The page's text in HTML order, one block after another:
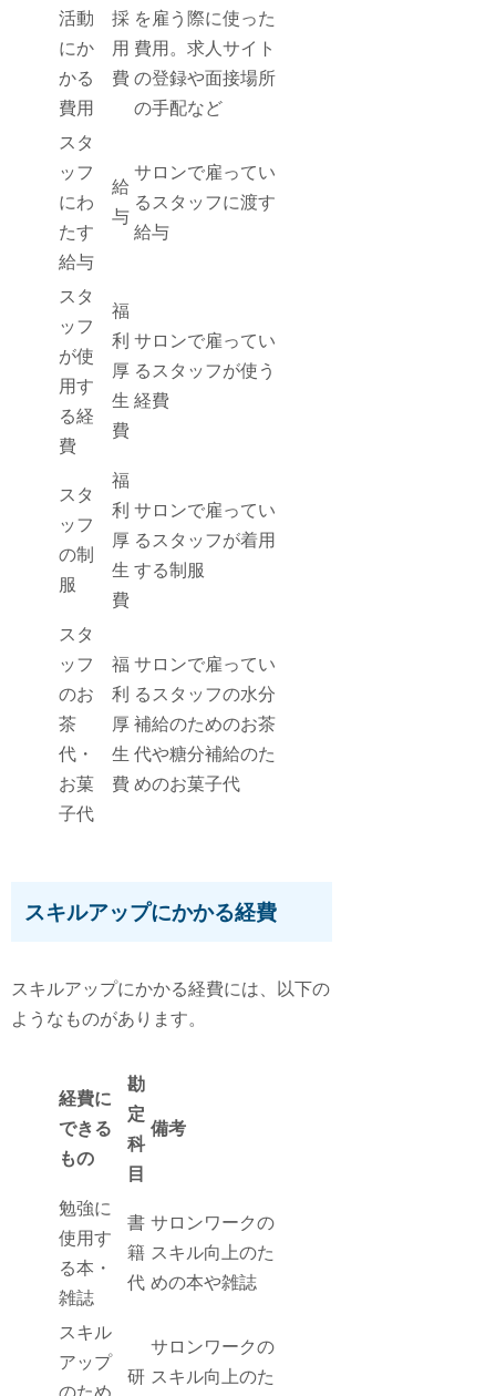
活動
にか
かる
費用
採
用
費
を雇う際に使った
費用。求人サイト
の登録や面接場所
の手配など
スタ
ッフ
にわ
たす
給与
給
与
サロンで雇ってい
るスタッフに渡す
給与
スタ
ッフ
が使
用す
る経
費
福
利
厚
生
費
サロンで雇ってい
るスタッフが使う
経費
スタ
ッフ
の制
服
福
利
厚
生
費
サロンで雇ってい
るスタッフが着用
する制服
スタ
ッフ
のお
茶
代・
お菓
子代
福
利
厚
生
費
サロンで雇ってい
るスタッフの水分
補給のためのお茶
代や糖分補給のた
めのお菓子代
スキルアップにかかる経費
スキルアップにかかる経費には、以下の
ようなものがあります。
経費に
できる
もの
勘
定
科
目
備考
勉強に
使用す
る本・
雑誌
書
籍
代
サロンワークの
スキル向上のた
めの本や雑誌
スキル
アップ
のため
研
サロンワークの
スキル向上のた